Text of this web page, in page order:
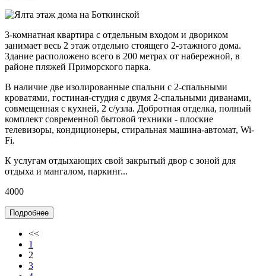
3-комнатная квартира с отдельным входом и двориком
занимает весь 2 этаж отдельно стоящего 2-этажного дома.
Здание расположено всего в 200 метрах от набережной, в
районе пляжей Приморского парка.
В наличие две изолированные спальни с 2-спальными
кроватями, гостиная-студия с двумя 2-спальными диванами,
совмещенная с кухней, 2 с/узла. Добротная отделка, полный
комплект современной бытовой техники - плоские
телевизоры, кондиционеры, стиральная машина-автомат, Wi-
Fi.
К услугам отдыхающих свой закрытый двор с зоной для
отдыха и мангалом, паркинг...
4000
Подробнее
<<
1
2
3